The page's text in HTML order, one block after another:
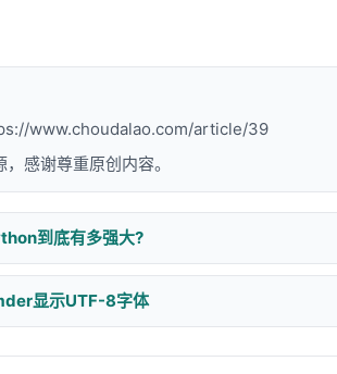
www.choudalao.com/article/39
感谢尊重原创内容。
到底有多强大?
显示UTF-8字体